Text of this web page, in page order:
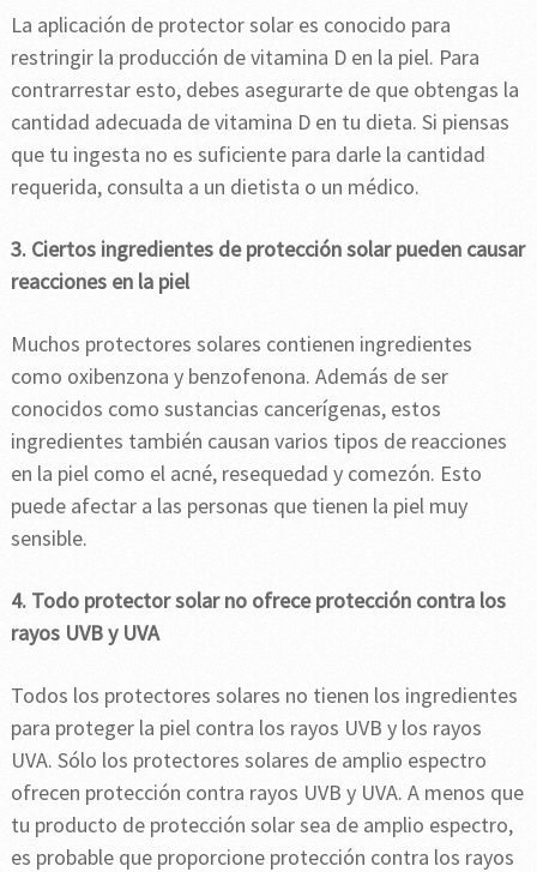
La aplicación de protector solar es conocido para
restringir la producción de vitamina D en la piel. Para
contrarrestar esto, debes asegurarte de que obtengas la
cantidad adecuada de vitamina D en tu dieta. Si piensas
que tu ingesta no es suficiente para darle la cantidad
requerida, consulta a un dietista o un médico.
3. Ciertos ingredientes de protección solar pueden causar
reacciones en la piel
Muchos protectores solares contienen ingredientes
como oxibenzona y benzofenona. Además de ser
conocidos como sustancias cancerígenas, estos
ingredientes también causan varios tipos de reacciones
en la piel como el acné, resequedad y comezón. Esto
puede afectar a las personas que tienen la piel muy
sensible.
4. Todo protector solar no ofrece protección contra los
rayos UVB y UVA
Todos los protectores solares no tienen los ingredientes
para proteger la piel contra los rayos UVB y los rayos
UVA. Sólo los protectores solares de amplio espectro
ofrecen protección contra rayos UVB y UVA. A menos que
tu producto de protección solar sea de amplio espectro,
es probable que proporcione protección contra los rayos